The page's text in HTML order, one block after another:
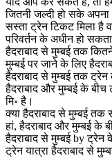
जितनी जल्दी हो सके
सस्ता ट्रेन टिकट मिला है
परिवर्तन के अधीन हो
हैदराबाद से मुम्बई तक
मुम्बई पर जाने के लिए
हैदराबाद से मुम्बई तक
हैदराबाद और मुम्बई के
मि॰ है।
क्या हैदराबाद से मुम्बई तक
हां, हैदराबाद और मुम्बई के
हैदराबाद से मुम्बई by ट्रेन
ट्रेन यात्रा हैदराबाद से